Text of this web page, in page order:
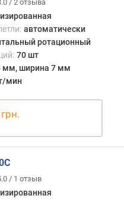
/2 отзыва
автоматически
ротационный
70 шт
мм, ширина 7 мм
мин
грн.
/ 1 отзыв